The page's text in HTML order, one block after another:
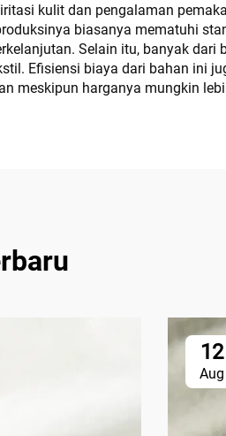
kulit dan pengalaman
biasanya mematuhi
Selain itu, banyak dari
Efisiensi biaya dari bahan ini
meskipun harganya mungkin
12
Aug